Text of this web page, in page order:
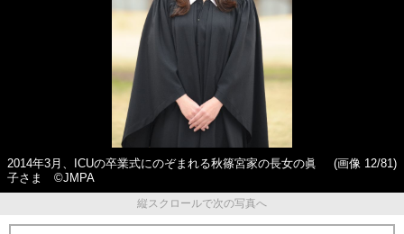
2014年3月、ICUの卒業式にのぞまれる秋篠宮家の長女の眞
子さま ©JMPA
(画像 12/81)
縦スクロールで次の写真へ